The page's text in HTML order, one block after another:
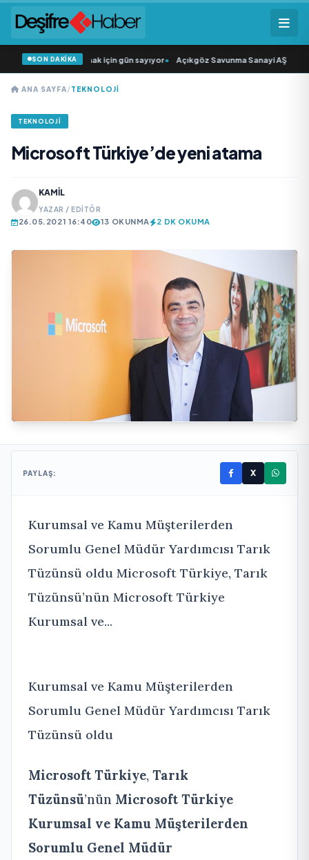
SON DAKİKA
seyircisiyle buluşmak için gün sayıyor• Açıkgöz Savunma Sanayi AŞ Yeni
ANA SAYFA/TEKNOLOJI
TEKNOLOJI
Microsoft Türkiye’de yeni atama
KAMIL
YAZAR / EDITÖR
26.05.2021 16:40 13 OKUNMA 2 DK OKUMA
PAYLAŞ: X
Kurumsal ve Kamu Müşterilerden
Sorumlu Genel Müdür Yardımcısı Tarık
Tüzünsü oldu Microsoft Türkiye, Tarık
Tüzünsü’nün Microsoft Türkiye
Kurumsal ve...
Kurumsal ve Kamu Müşterilerden
Sorumlu Genel Müdür Yardımcısı Tarık
Tüzünsü oldu
Microsoft Türkiye, Tarık
Tüzünsü’nün Microsoft Türkiye
Kurumsal ve Kamu Müşterilerden
Sorumlu Genel Müdür